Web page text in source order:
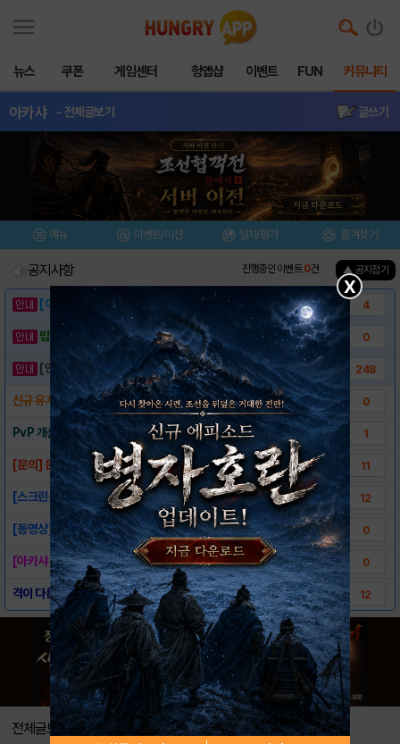
뉴스 쿠폰 게임센터 헝앱샵 이벤트 FUN 커뮤니티
아카샤 - 전체글보기 글쓰기
메뉴 이벤트/미션 설치/평가 즐겨찾기
공지사항 진행중인 이벤트0건 ▲ 공지접기
[이벤트] 웃음으로 매일매일 해피! 유머 게시.. 4
밥알이의 헝앱통신 ⑲ “밥알이, 드디어 멀티를.. 0
[안내] 헝그리앱 필수 상식! 밥알 획득 안내.. 248
신규 유저를 위해 아카샤가 준비한 특별 이벤트.. 0
PvP 개선 및 업데이트관련 공지 1
[문의] 문의사항은 여기서 확인해주시길 바랍니.. 11
[스크린샷]-아카샤 12
[동영상]-아카샤 0
[아카샤 캐릭터/스킬 소개 모음] 0
격이 다른 MORPG 아카샤! T스토어 출시 .. 12
전체글보기
X